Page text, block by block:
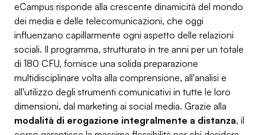
eCampus risponde alla crescente dinamicità del mondo
dei media e delle telecomunicazioni, che oggi
influenzano capillarmente ogni aspetto delle relazioni
sociali. Il programma, strutturato in tre anni per un totale
di 180 CFU, fornisce una solida preparazione
multidisciplinare volta alla comprensione, all'analisi e
all'utilizzo degli strumenti comunicativi in tutte le loro
dimensioni, dal marketing ai social media. Grazie alla
modalità di erogazione integralmente a distanza, il